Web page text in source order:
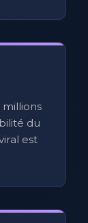
du
est